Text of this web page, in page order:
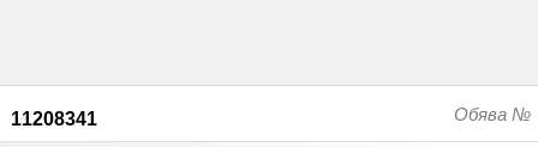
Обява №
11208341